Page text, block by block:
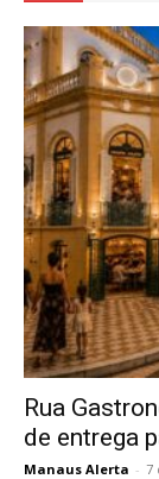
Rua
de entrega
Manaus Alerta - 7